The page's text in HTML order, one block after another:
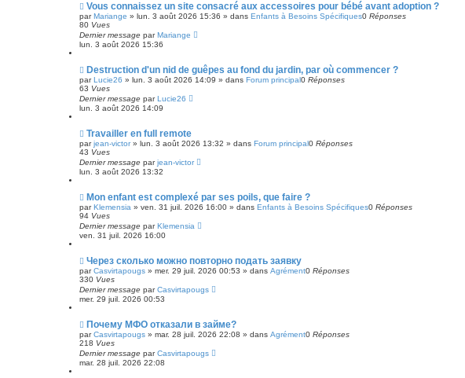
s
s
a
g
N
u
v
e
a
m
e
s
s
a
g
Vous connaissez un site consacré aux accessoires pour bébé avant adoption ?
parMariange » lun. 3 août 2026 15:36 » dans Enfants à Besoins Spécifiques0 Réponses
80 Vues
Dernier message parMariange
lun. 3 août 2026 15:36
N
u
v
e
a
m
s
s
a
g
Destruction d'un nid de guêpes au fond du jardin, par où commencer ?
parLucie26 » lun. 3 août 2026 14:09 » dans Forum principal0 Réponses
63 Vues
Dernier message parLucie26
lun. 3 août 2026 14:09
N
u
v
e
a
m
e
s
s
a
g
Travailler en full remote
parjean-victor» lun. 3 août 2026 13:32 » dans Forum principal0 Réponses
43 Vues
Dernier message parjean-victor
lun. 3 août 2026 13:32
N
u
v
e
a
m
e
s
s
a
g
Mon enfant est complexé par ses poils, que faire ?
parKlemensia » ven. 31 juil. 2026 16:00 » dans Enfants à Besoins Spécifiques0 Réponses
94 Vues
Dernier message parKlemensia
ven. 31 juil. 2026 16:00
N
u
v
e
a
m
e
s
s
a
g
Через сколько можно повторно подать заявку
parCasvirtapougs » mer. 29 juil. 2026 00:53 » dans Agrément0 Réponses
330 Vues
Dernier message parCasvirtapougs
mer. 29 juil. 2026 00:53
N
u
v
e
a
Почему МФО отказали в займе?
parCasvirtapougs » mar. 28 juil. 2026 22:08 » dans Agrément0 Réponses
218 Vues
Dernier message parCasvirtapougs
mar. 28 juil. 2026 22:08